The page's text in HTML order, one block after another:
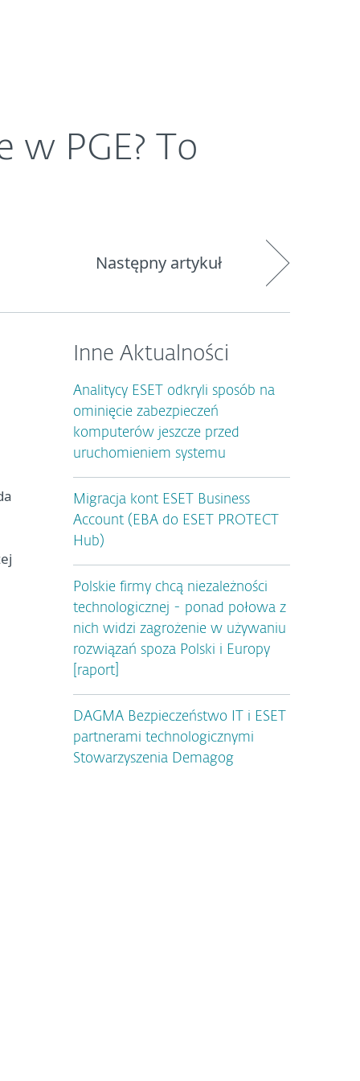
w PGE? To
Następny artykuł
Inne Aktualności
Analitycy ESET odkryli sposób na
ominięcie zabezpieczeń
komputerów jeszcze przed
uruchomieniem systemu
Migracja kont ESET Business
Account (EBA do ESET PROTECT
Hub)
Polskie firmy chcą niezależności
technologicznej - ponad połowa z
nich widzi zagrożenie w używaniu
rozwiązań spoza Polski i Europy
[raport]
DAGMA Bezpieczeństwo IT i ESET
partnerami technologicznymi
Stowarzyszenia Demagog